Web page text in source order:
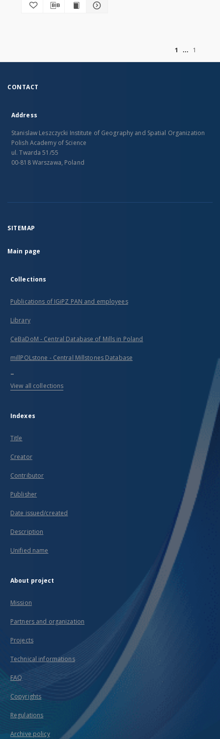
1
1
CONTACT
Address
Stanislaw Leszczycki Institute of Geography and Spatial Organization
Polish Academy of Science
ul. Twarda 51/55
00-818 Warszawa, Poland
SITEMAP
Main page
Collections
Publications of IGiPZ PAN and employees
Library
CeBaDoM - Central Database of Mills in Poland
millPOLstone - Central Millstones Database
...
View all collections
Indexes
Title
Creator
Contributor
Publisher
Date issued/created
Description
Unified name
About project
Mission
Partners and organization
Projects
Technical informations
FAQ
Copyrights
Regulations
Archive policy